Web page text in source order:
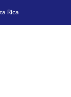
Rica